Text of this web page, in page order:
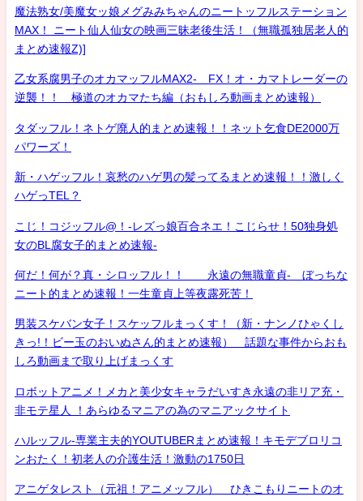
魔法熟女/美魔女ッ娘メグみみちゃんのニートッフルステーション
MAX！ ニート仙人仙女の映画三昧老後生活！（無職孤独居老人的
まとめ速報Z)]
乙女系腐男子のオカマッフルMAX2- FX！オ・カマトレーダーの
逆襲！！ 極道のオカマたち編（おもしろ動画まとめ速報）
タダッフル！ネトゲ廃人的まとめ速報！！ネット乞食DE2000万
パワーズ！
新・ハゲッフル！哀愁のハゲ男の髪ってるまとめ速報！！激しく
ハゲっTEL？
こじ！コジッフル@！-レズっ娘百合ネエ！こじらせ！50独身処
女のBL腐女子的まとめ速報-
何だ！何が？真・シロッフル！！ 永遠の無職童貞- ぼっちな
ニート的まとめ速報！一生童貞上等夜露死苦！
男装スケバン女子！スケッフルまっくす！（新・ナンノひゃくし
きっ!！ビー玉のおいぬさん的まとめ速報） 話題な事件からおも
しろ動画まで取り上げまっくす
ロボットアニメ！メカと美少女キャラだいすき永遠の非リア充・
非モテ星人 ！あらゆるマニアの為のマニアックサイト
ハルッフル-専業主夫的YOUTUBERまとめ速報！キモデブロリコ
ンおたく！初老人の介護生活！激動の1750日
アニゲタレスト（元祖！アニメッフル） ひきこもりニートのオ